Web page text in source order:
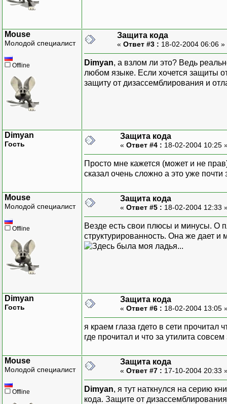
Mouse
Молодой специалист
Offline
Защита кода
« Ответ #3 : 18-02-2004 06:06 »
Dimyan, а взлом ли это? Ведь
любом языке. Если хочется защиты
защиту от дизассемблирования и
Dimyan
Гость
Защита кода
« Ответ #4 : 18-02-2004 10:25
Просто мне кажется (может и не
сказал очень сложно а это уже
Mouse
Молодой специалист
Offline
Защита кода
« Ответ #5 : 18-02-2004 12:33
Везде есть свои плюсы и минусы. О
структурированность. Она же дает
Dimyan
Гость
Защита кода
« Ответ #6 : 18-02-2004 13:05
я краем глаза гдето в сети прочитал
где прочитал и что за утилита
Mouse
Молодой специалист
Offline
Защита кода
« Ответ #7 : 17-10-2004 20:33
Dimyan, я тут наткнулся на серию
кода. Защите от